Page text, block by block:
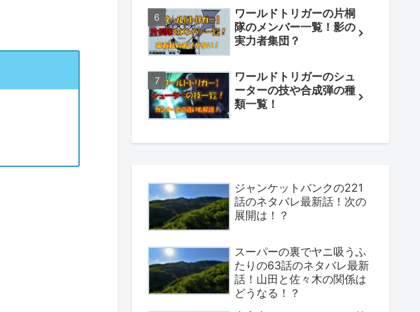
ワールドトリガーの片桐
隊のメンバー一覧！影の
実力者集団？
ワールドトリガーのシュ
ーターの技や合成弾の種
類一覧！
ジャンケットバンクの221
話のネタバレ最新話！次の
展開は！？
スーパーの裏でヤニ吸うふ
たりの63話のネタバレ最新
話！山田と佐々木の関係は
どうなる！？